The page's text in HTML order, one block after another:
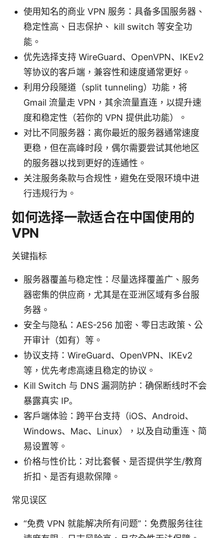
使用知名的商业 VPN 服务：具备多国服务器、
稳定性高、日志保护、 kill switch 等安全功
能。
优先选择支持 WireGuard、OpenVPN、IKEv2
等协议的客户端，兼容性和速度通常更好。
利用分段隧道（split tunneling）功能，将
Gmail 流量走 VPN，其余流量直连，以提升速
度和稳定性（若你的 VPN 提供此功能）。
对比不同服务器：离你最近的服务器通常速度
更稳，但在高峰时段，偶尔需要尝试其他地区
的服务器以找到更好的连通性。
关注服务条款与合规性，避免在受限环境中进
行违规行为。
如何选择一款适合在中国使用的
VPN
关键指标
服务器覆盖与稳定性：尽量选择覆盖广、服务
器密集的供应商，尤其是在亚洲区域有多台服
务器。
安全与隐私：AES-256 加密、零日志政策、公
开审计（如有）等。
协议支持：WireGuard、OpenVPN、IKEv2
等，优先考虑高速且稳定的协议。
Kill Switch 与 DNS 漏洞防护：确保断线时不会
暴露真实 IP。
客户端体验：跨平台支持（iOS、Android、
Windows、Mac、Linux），以及自动重连、简
易设置等。
价格与性价比：对比套餐、是否提供学生/教育
折扣、是否有退款保障。
常见误区
“免费 VPN 就能解决所有问题”：免费服务往往